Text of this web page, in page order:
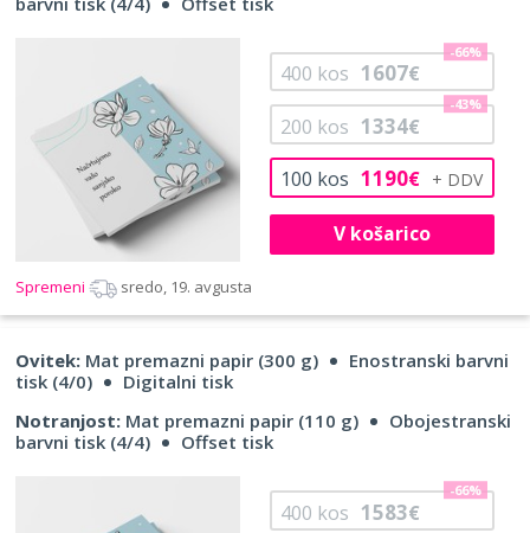
100 kos 1190€
200 kos 1334€
-43%
400 kos 1607€
-66%
V košarico
Spremeni sredo, 19. avgusta
Ovitek: Mat premazni papir (300 g)
Enostranski barvni
tisk (4/0)
Digitalni tisk
Notranjost: Mat premazni papir (110 g)
Obojestranski
barvni tisk (4/4)
Offset tisk
400 kos 1583€
-66%